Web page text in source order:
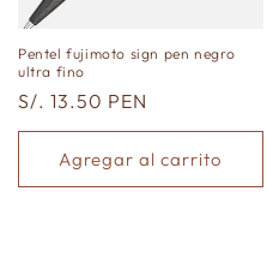
Pentel fujimoto sign pen negro
ultra fino
Precio
habitual
S/. 13.50 PEN
Agregar al carrito